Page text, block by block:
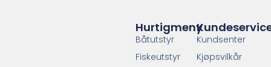
Kundsenter
Kjøpsvilkår
Hurtigmeny
Båtutstyr
Fiskeutstyr